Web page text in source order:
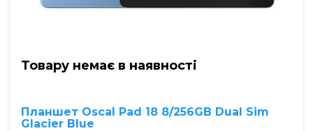
Товару немає в наявностi
Планшет Oscal Pad 18 8/256GB Dual Sim
Glacier Blue